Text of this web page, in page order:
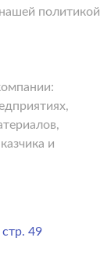
политикой
и
49